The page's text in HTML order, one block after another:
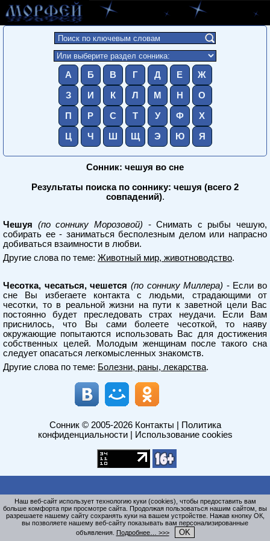
А Б В Г Д Е Ж
З И К Л М Н О
П Р С Т У Ф Х
Ц Ч Ш Щ Э Ю Я
Сонник: чешуя во сне
Результаты поиска по соннику: чешуя (всего 2
совпадений).
Чешуя (по соннику Морозовой) - Снимать с рыбы чешую,
собирать ее - заниматься бесполезным делом или напрасно
добиваться взаимности в любви.
Другие слова по теме: Животный мир, животноводство.
Чесотка, чесаться, чешется (по соннику Миллера) - Если во
сне Вы избегаете контакта с людьми, страдающими от
чесотки, то в реальной жизни на пути к заветной цели Вас
постоянно будет преследовать страх неудачи. Если Вам
приснилось, что Вы сами болеете чесоткой, то наяву
окружающие попытаются использовать Вас для достижения
собственных целей. Молодым женщинам после такого сна
следует опасаться легкомысленных знакомств.
Другие слова по теме: Болезни, раны, лекарства.
Сонник© 2005-2026 Контакты
Политика
конфиденциальности| Использование cookies
Наш веб-сайт использует технологию куки (cookies), чтобы предоставить вам
больше комфорта при просмотре сайта. Продолжая пользоваться нашим сайтом, вы
разрешаете нашему сайту сохранять куки на вашем устройстве. Нажав кнопку ОК,
вы позволяете нашему веб-сайту показывать вам персонализированные
объявления. Подробнее… >>> OK